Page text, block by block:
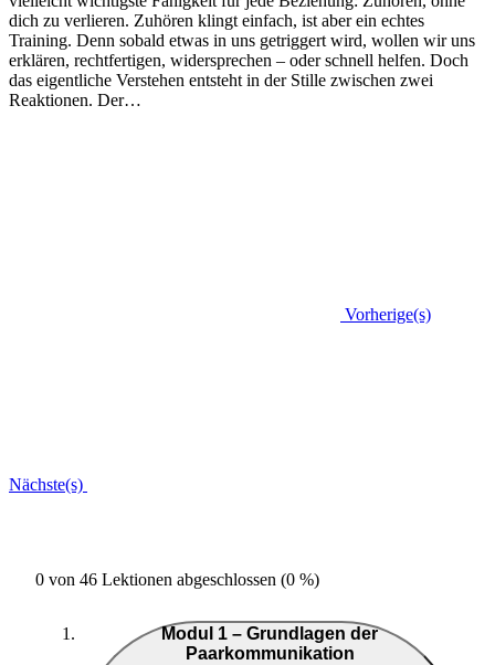
dich zu verlieren. Zuhören klingt einfach, ist aber ein echtes
Training. Denn sobald etwas in uns getriggert wird, wollen wir uns
erklären, rechtfertigen, widersprechen – oder schnell helfen. Doch
das eigentliche Verstehen entsteht in der Stille zwischen zwei
Reaktionen. Der…
Vorherige(s)
Nächste(s)
0 von 46 Lektionen abgeschlossen (0 %)
Modul 1 – Grundlagen der
Paarkommunikation